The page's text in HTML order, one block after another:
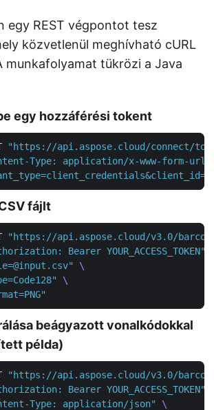
egy REST végpontot tesz
közvetlenül meghívható cURL
munkafolyamat tükrözi a Java
egy hozzáférési tokent
"https://api.aspose.cloud/connect/
Type: application/x-www-form-
fájlt
"https://api.aspose.cloud/v3.0/
Bearer YOUR_ACCESS_TOKEN"
beágyazott vonalkódokkal
példa)
"https://api.aspose.cloud/v3.0/
Bearer YOUR_ACCESS_TOKEN"
Type: application/json"